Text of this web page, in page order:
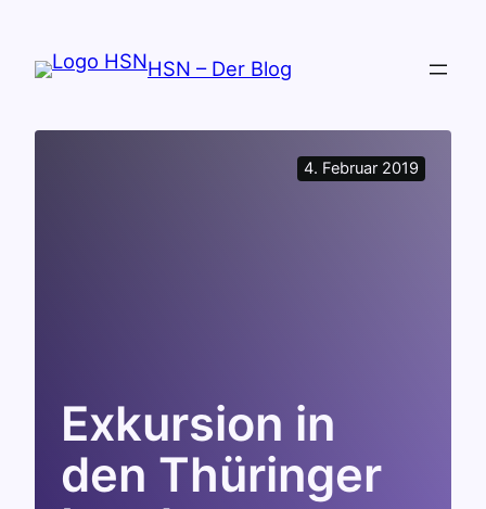
Inhalt
springen
HSN – Der Blog
4. Februar 2019
Exkursion in
den Thüringer